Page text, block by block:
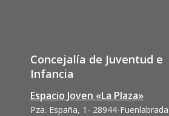
Concejalía de Juventud e
Infancia
Espacio Joven «La Plaza»
Pza. España, 1- 28944-Fuenlabrada